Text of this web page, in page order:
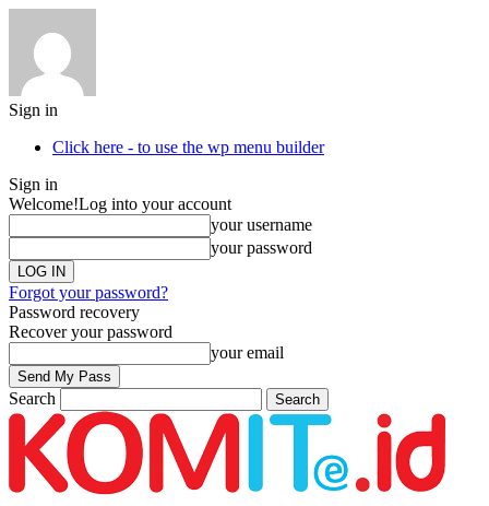
Sign in
Click here - to use the wp menu builder
Sign in
Welcome!Log into your account
your username
your password
Forgot your password?
Password recovery
Recover your password
your email
Search